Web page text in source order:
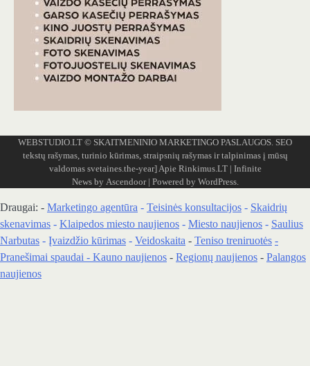
WEBSTUDIO.LT © SKAITMENINIO MARKETINGO PASLAUGOS. SEO
tekstų rašymas, turinio kūrimas, straipsnių rašymas ir talpinimas į mūsų
valdomas svetaines.the-year]Apie Rinkimus.LT| Infinite
News by Ascendoor| Powered by WordPress.
Draugai: - Marketingo agentūra - Teisinės konsultacijos - Skaidrių
skenavimas - Klaipedos miesto naujienos - Miesto naujienos - Saulius
Narbutas - Įvaizdžio kūrimas - Veidoskaita - Teniso treniruotės -
Pranešimai spaudai - Kauno naujienos - Regionų naujienos - Palangos
naujienos